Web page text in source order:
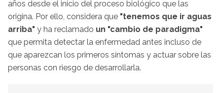
años desde el inicio del proceso biológico que las
origina. Por ello, considera que "tenemos que ir aguas
arriba" y ha reclamado un "cambio de paradigma"
que permita detectar la enfermedad antes incluso de
que aparezcan los primeros síntomas y actuar sobre las
personas con riesgo de desarrollarla.